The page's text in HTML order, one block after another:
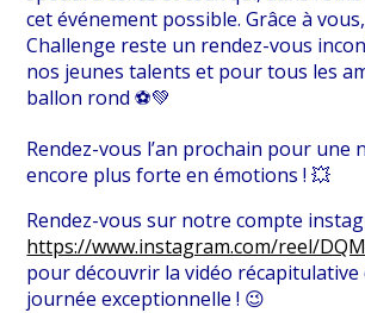
cet événement possible. Grâce à
Challenge reste un rendez-vous
nos jeunes talents et pour tous les
ballon rond ⚽️💚
Rendez-vous l’an prochain pour une
encore plus forte en émotions ! 💥
Rendez-vous sur notre compte
https://www.instagram.com/reel/
pour découvrir la vidéo récapitulative
journée exceptionnelle ! 😉